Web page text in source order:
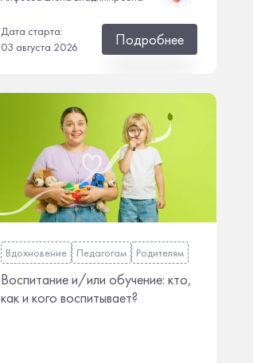
Дата старта:
03 августа 2026
Подробнее
Вдохновение Педагогам Родителям
Воспитание и/или обучение: кто,
как и кого воспитывает?